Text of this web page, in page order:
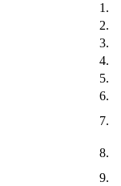
1.
2.
3.
4.
5.
6.
7.
8.
9.